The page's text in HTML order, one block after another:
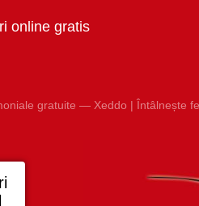
online gratis
gratuite — Xeddo | Întâlnește